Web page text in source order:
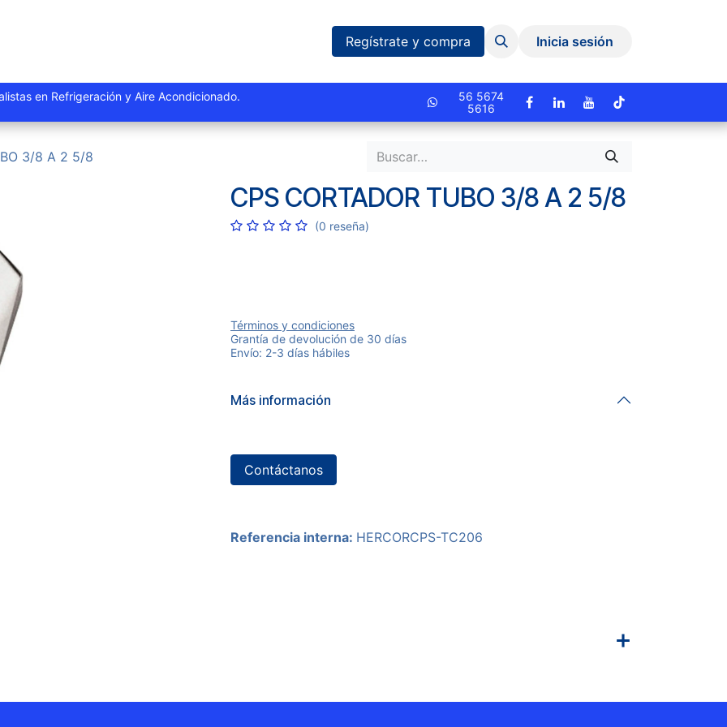
Sucursales Eventos y Capacitaciones Quiniela
Regístrate y compra Inicia sesión
y especialistas en Refrigeración y Aire Acondicionado.
56 5674
5616
3/8 A 2 5/8
CPS CORTADOR TUBO 3/8 A 2 5/8
(0 reseña)
Términos y condiciones
Grantía de devolución de 30 días
Envío: 2-3 días hábiles
Más información
Contáctanos
Referencia interna: HERCORCPS-TC206